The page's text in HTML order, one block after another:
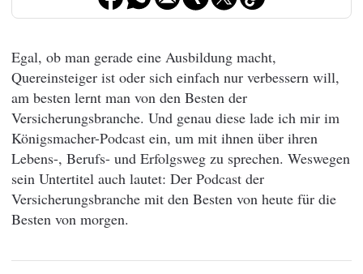
Egal, ob man gerade eine Ausbildung macht,
Quereinsteiger ist oder sich einfach nur verbessern will,
am besten lernt man von den Besten der
Versicherungsbranche. Und genau diese lade ich mir im
Königsmacher-Podcast ein, um mit ihnen über ihren
Lebens-, Berufs- und Erfolgsweg zu sprechen. Weswegen
sein Untertitel auch lautet: Der Podcast der
Versicherungsbranche mit den Besten von heute für die
Besten von morgen.